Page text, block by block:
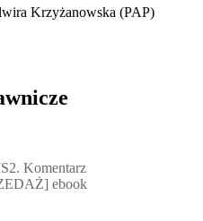
Krzyżanowska (PAP)
Komentarz
ebook